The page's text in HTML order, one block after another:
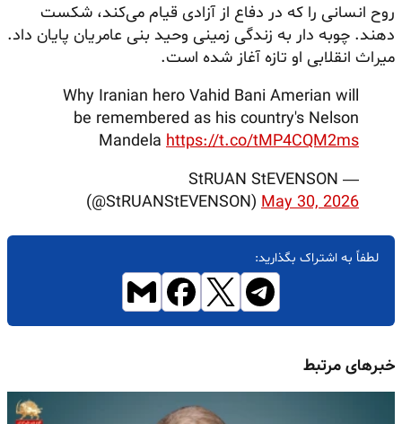
روح انسانی را که در دفاع از آزادی قیام می‌کند، شکست
دهند. چوبه دار به زندگی زمینی وحید بنی عامریان پایان داد.
میراث انقلابی او تازه آغاز شده است.
Why Iranian hero Vahid Bani Amerian will
be remembered as his country's Nelson
Mandela https://t.co/tMP4CQM2ms
— StRUAN StEVENSON
(@StRUANStEVENSON) May 30, 2026
لطفاً به اشتراک بگذارید:
خبرهای مرتبط